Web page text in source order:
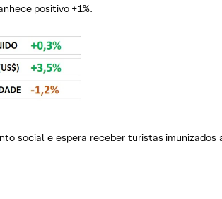
positivo +1%.
social e espera receber turistas imunizados